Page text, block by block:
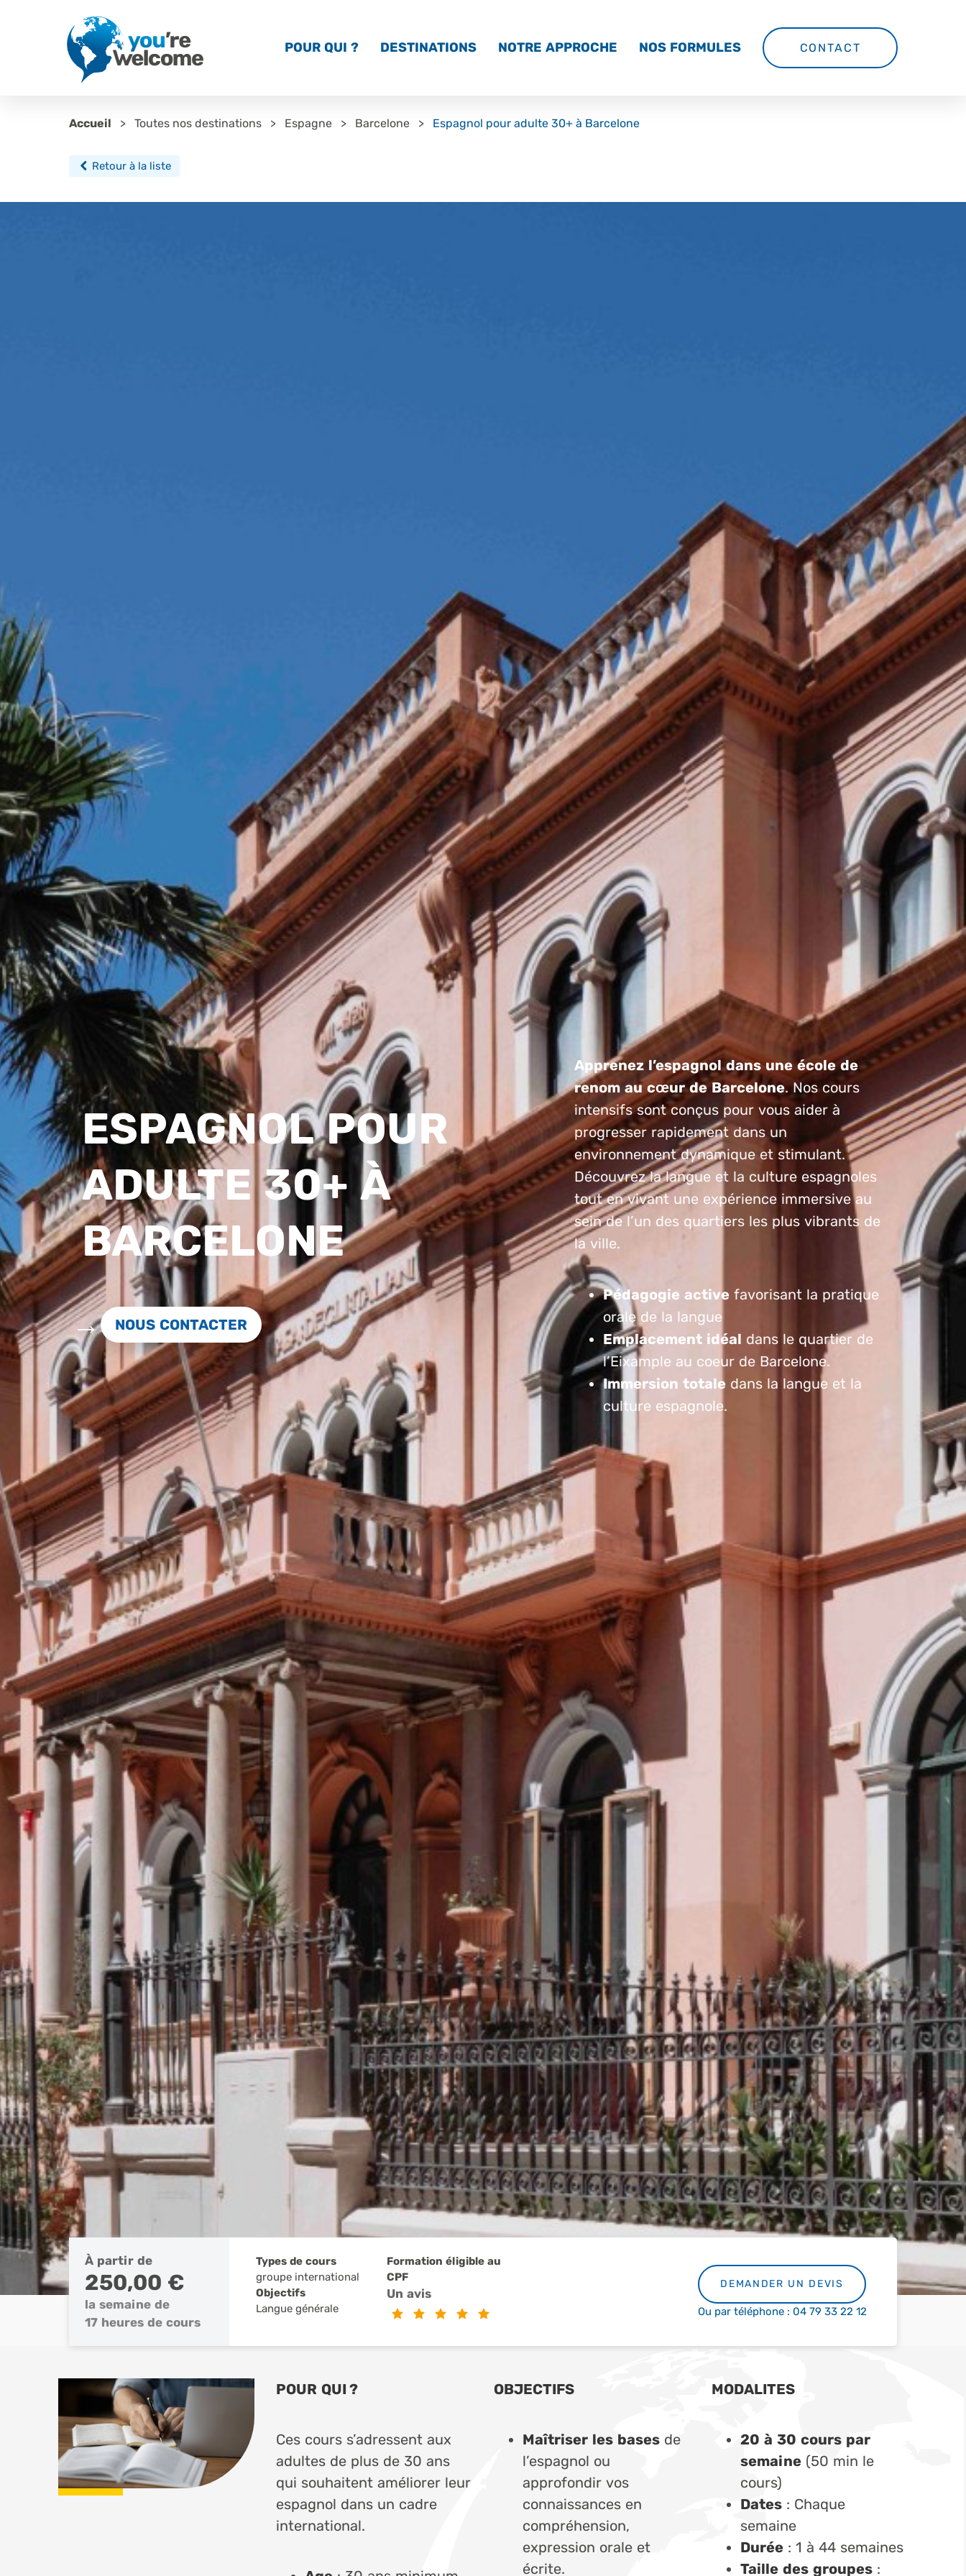
POUR QUI ? DESTINATIONS NOTRE APPROCHE NOS FORMULES CONTACT
Accueil Toutes nos destinations Espagne Barcelone Espagnol pour adulte 30+ à Barcelone
Retour à la liste
ESPAGNOL POUR
ADULTE 30+ À
BARCELONE
NOUS CONTACTER
Apprenez l’espagnol dans une école de
renom au cœur de Barcelone. Nos cours
intensifs sont conçus pour vous aider à
progresser rapidement dans un
environnement dynamique et stimulant.
Découvrez la langue et la culture espagnoles
tout en vivant une expérience immersive au
sein de l’un des quartiers les plus vibrants de
la ville.
Pédagogie activefavorisant la pratique
orale de la langue
Emplacement idéal dans le quartier de
l’Eixample au coeur de Barcelone.
Immersion totaledans la langue et la
culture espagnole.
À partir de
250,00 €
la semaine de
17 heures de cours
Types de cours
groupe international
Objectifs
Langue générale
Formation éligible au
CPF
Un avis
DEMANDER UN DEVIS
Ou par téléphone : 04 79 33 22 12
POUR QUI ?
Ces cours s’adressent aux
adultes de plus de 30 ans
qui souhaitent améliorer leur
espagnol dans un cadre
international.
OBJECTIFS
Maîtriser les bases de
l’espagnol ou
approfondir vos
connaissances en
compréhension,
expression orale et
écrite.
MODALITES
20 à 30 cours par
semaine (50 min le
cours)
Dates : Chaque
semaine
Durée : 1 à 44 semaines
Taille des groupes :